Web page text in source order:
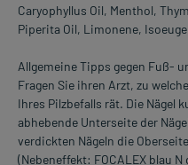
Caryophyllus Oil, Menthol,
Piperita Oil, Limonene,
Allgemeine Tipps gegen Fuß-
Fragen Sie ihren Arzt, zu
Ihres Pilzbefalls rät. Die Nägel
abhebende Unterseite der
verdickten Nägeln die
(Nebeneffekt: FOCALEX blau